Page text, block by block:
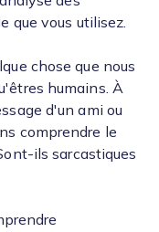
que vous utilisez.
chose que nous
humains. À
d'un ami ou
comprendre le
ils sarcastiques